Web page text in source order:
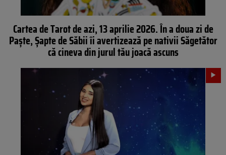
Cartea de Tarot de azi, 13 aprilie 2026. În a doua zi de
Paște, Șapte de Săbii îi avertizează pe nativii Săgetător
că cineva din jurul tău joacă ascuns